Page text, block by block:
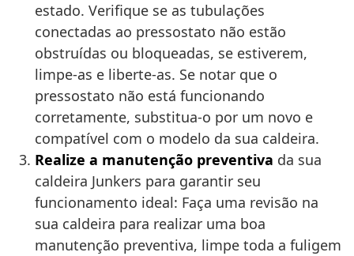
estado. Verifique se as tubulações
conectadas ao pressostato não estão
obstruídas ou bloqueadas, se estiverem,
limpe-as e liberte-as. Se notar que o
pressostato não está funcionando
corretamente, substitua-o por um novo e
compatível com o modelo da sua caldeira.
Realize a manutenção preventiva da sua
caldeira Junkers para garantir seu
funcionamento ideal: Faça uma revisão na
sua caldeira para realizar uma boa
manutenção preventiva, limpe toda a fuligem